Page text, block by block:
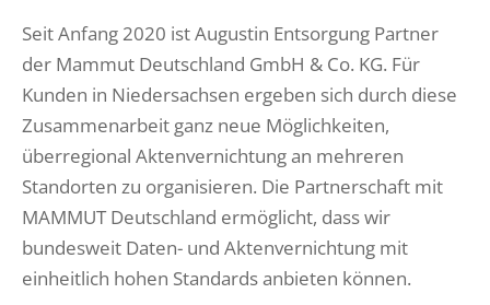
Seit Anfang 2020 ist Augustin Entsorgung Partner
der Mammut Deutschland GmbH & Co. KG. Für
Kunden in Niedersachsen ergeben sich durch diese
Zusammenarbeit ganz neue Möglichkeiten,
überregional Aktenvernichtung an mehreren
Standorten zu organisieren. Die Partnerschaft mit
MAMMUT Deutschland ermöglicht, dass wir
bundesweit Daten- und Aktenvernichtung mit
einheitlich hohen Standards anbieten können.